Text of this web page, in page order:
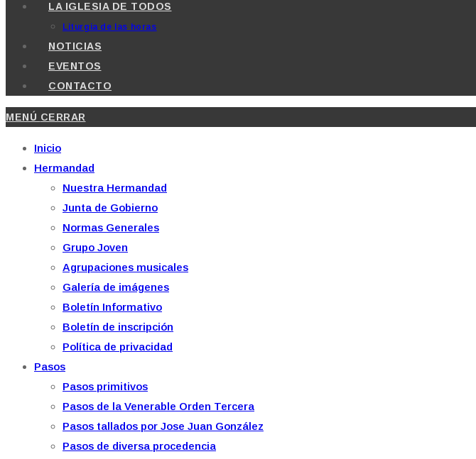
LA IGLESIA DE TODOS
Liturgia de las horas
NOTICIAS
EVENTOS
CONTACTO
MENÚ CERRAR
Inicio
Hermandad
Nuestra Hermandad
Junta de Gobierno
Normas Generales
Grupo Joven
Agrupaciones musicales
Galería de imágenes
Boletín Informativo
Boletín de inscripción
Política de privacidad
Pasos
Pasos primitivos
Pasos de la Venerable Orden Tercera
Pasos tallados por Jose Juan González
Pasos de diversa procedencia